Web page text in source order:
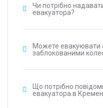
Чи потрібно
евакуатора?
Можете евакуювати
заблокованими
Що потрібно
евакуатора в